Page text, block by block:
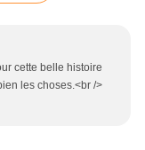
cette belle histoire
les choses.<br />